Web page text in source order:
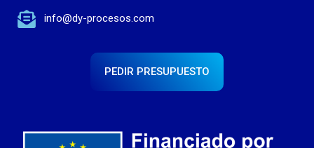
info@dy-procesos.com
PEDIR PRESUPUESTO